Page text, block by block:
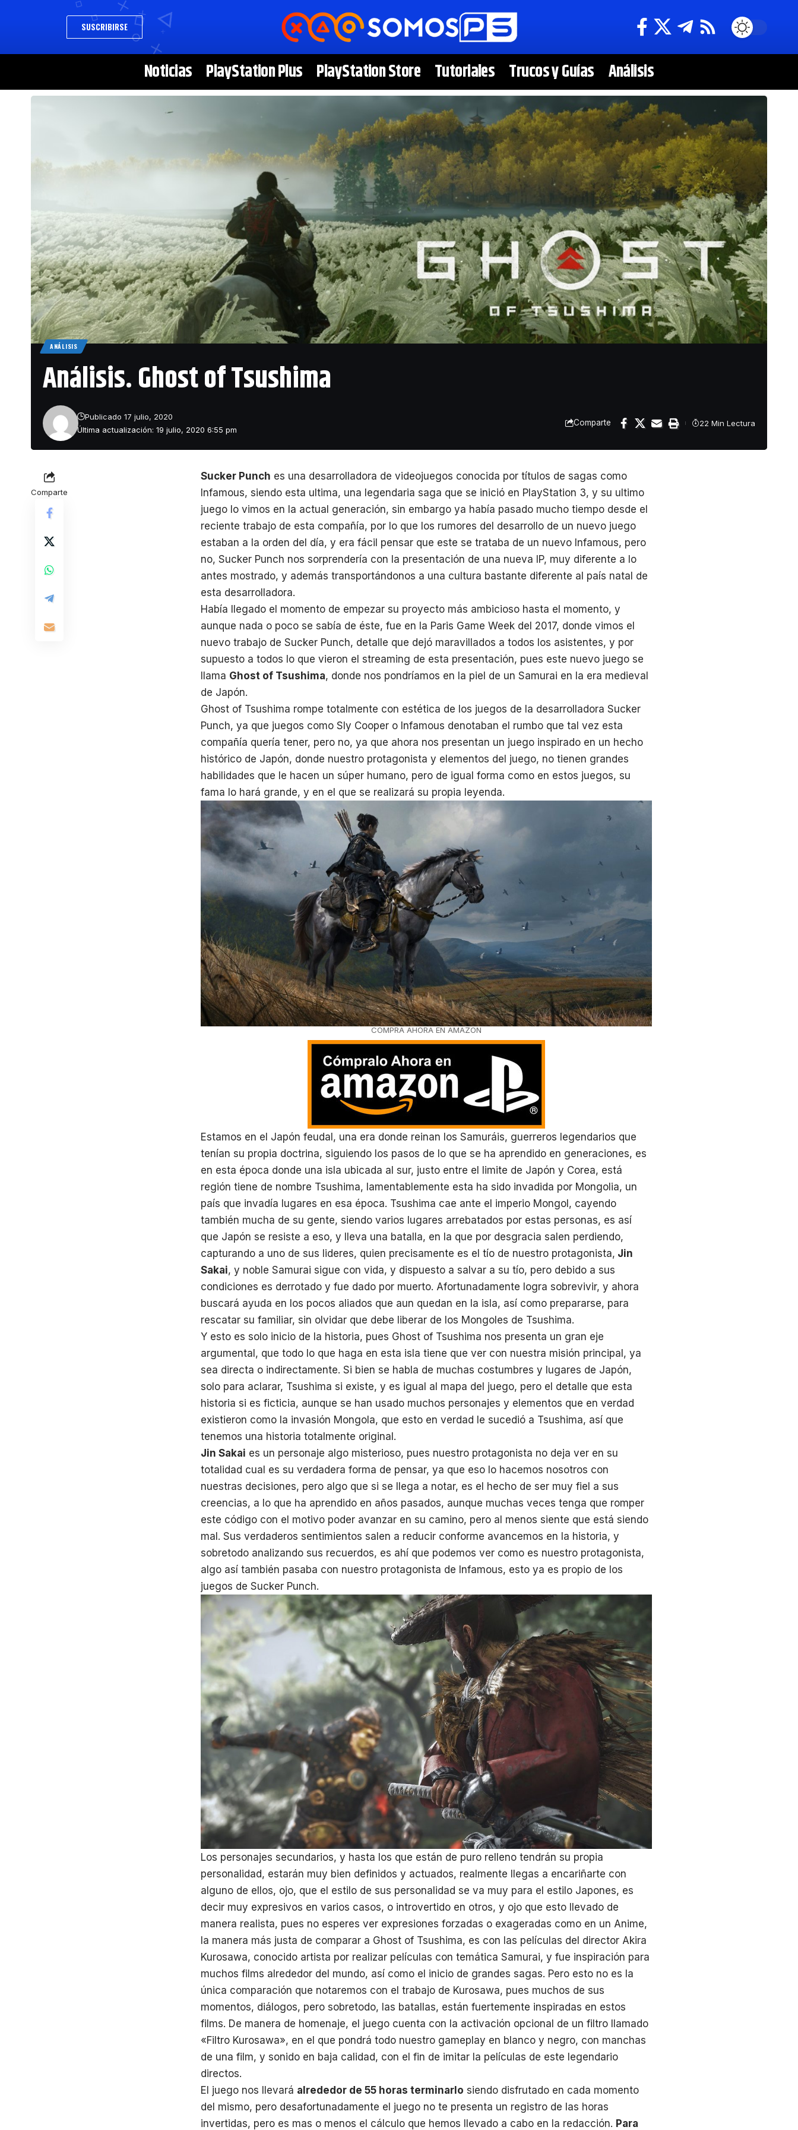
SUSCRIBIRSE
Noticias PlayStation Plus PlayStation Store Tutoriales Trucos y Guías Análisis
ANÁLISIS
Análisis. Ghost of Tsushima
Última actualización: 19 julio, 2020 6:55 pm
Publicado 17 julio, 2020
Comparte 22 Min Lectura
Comparte
Sucker Punch es una desarrolladora de videojuegos conocida por títulos de sagas como
Infamous, siendo esta ultima, una legendaria saga que se inició en PlayStation 3, y su ultimo
juego lo vimos en la actual generación, sin embargo ya había pasado mucho tiempo desde el
reciente trabajo de esta compañía, por lo que los rumores del desarrollo de un nuevo juego
estaban a la orden del día, y era fácil pensar que este se trataba de un nuevo Infamous, pero
no, Sucker Punch nos sorprendería con la presentación de una nueva IP, muy diferente a lo
antes mostrado, y además transportándonos a una cultura bastante diferente al país natal de
esta desarrolladora.
Había llegado el momento de empezar su proyecto más ambicioso hasta el momento, y
aunque nada o poco se sabía de éste, fue en la Paris Game Week del 2017, donde vimos el
nuevo trabajo de Sucker Punch, detalle que dejó maravillados a todos los asistentes, y por
supuesto a todos lo que vieron el streaming de esta presentación, pues este nuevo juego se
llama Ghost of Tsushima, donde nos pondríamos en la piel de un Samurai en la era medieval
de Japón.
Ghost of Tsushima rompe totalmente con estética de los juegos de la desarrolladora Sucker
Punch, ya que juegos como Sly Cooper o Infamous denotaban el rumbo que tal vez esta
compañía quería tener, pero no, ya que ahora nos presentan un juego inspirado en un hecho
histórico de Japón, donde nuestro protagonista y elementos del juego, no tienen grandes
habilidades que le hacen un súper humano, pero de igual forma como en estos juegos, su
fama lo hará grande, y en el que se realizará su propia leyenda.
COMPRA AHORA EN AMAZON
Estamos en el Japón feudal, una era donde reinan los Samuráis, guerreros legendarios que
tenían su propia doctrina, siguiendo los pasos de lo que se ha aprendido en generaciones, es
en esta época donde una isla ubicada al sur, justo entre el limite de Japón y Corea, está
región tiene de nombre Tsushima, lamentablemente esta ha sido invadida por Mongolia, un
país que invadía lugares en esa época. Tsushima cae ante el imperio Mongol, cayendo
también mucha de su gente, siendo varios lugares arrebatados por estas personas, es así
que Japón se resiste a eso, y lleva una batalla, en la que por desgracia salen perdiendo,
capturando a uno de sus lideres, quien precisamente es el tío de nuestro protagonista, Jin
Sakai, y noble Samurai sigue con vida, y dispuesto a salvar a su tío, pero debido a sus
condiciones es derrotado y fue dado por muerto. Afortunadamente logra sobrevivir, y ahora
buscará ayuda en los pocos aliados que aun quedan en la isla, así como prepararse, para
rescatar su familiar, sin olvidar que debe liberar de los Mongoles de Tsushima.
Y esto es solo inicio de la historia, pues Ghost of Tsushima nos presenta un gran eje
argumental, que todo lo que haga en esta isla tiene que ver con nuestra misión principal, ya
sea directa o indirectamente. Si bien se habla de muchas costumbres y lugares de Japón,
solo para aclarar, Tsushima si existe, y es igual al mapa del juego, pero el detalle que esta
historia si es ficticia, aunque se han usado muchos personajes y elementos que en verdad
existieron como la invasión Mongola, que esto en verdad le sucedió a Tsushima, así que
tenemos una historia totalmente original.
Jin Sakai es un personaje algo misterioso, pues nuestro protagonista no deja ver en su
totalidad cual es su verdadera forma de pensar, ya que eso lo hacemos nosotros con
nuestras decisiones, pero algo que si se llega a notar, es el hecho de ser muy fiel a sus
creencias, a lo que ha aprendido en años pasados, aunque muchas veces tenga que romper
este código con el motivo poder avanzar en su camino, pero al menos siente que está siendo
mal. Sus verdaderos sentimientos salen a reducir conforme avancemos en la historia, y
sobretodo analizando sus recuerdos, es ahí que podemos ver como es nuestro protagonista,
algo así también pasaba con nuestro protagonista de Infamous, esto ya es propio de los
juegos de Sucker Punch.
Los personajes secundarios, y hasta los que están de puro relleno tendrán su propia
personalidad, estarán muy bien definidos y actuados, realmente llegas a encariñarte con
alguno de ellos, ojo, que el estilo de sus personalidad se va muy para el estilo Japones, es
decir muy expresivos en varios casos, o introvertido en otros, y ojo que esto llevado de
manera realista, pues no esperes ver expresiones forzadas o exageradas como en un Anime,
la manera más justa de comparar a Ghost of Tsushima, es con las películas del director Akira
Kurosawa, conocido artista por realizar películas con temática Samurai, y fue inspiración para
muchos films alrededor del mundo, así como el inicio de grandes sagas. Pero esto no es la
única comparación que notaremos con el trabajo de Kurosawa, pues muchos de sus
momentos, diálogos, pero sobretodo, las batallas, están fuertemente inspiradas en estos
films. De manera de homenaje, el juego cuenta con la activación opcional de un filtro llamado
«Filtro Kurosawa», en el que pondrá todo nuestro gameplay en blanco y negro, con manchas
de una film, y sonido en baja calidad, con el fin de imitar la películas de este legendario
directos.
El juego nos llevará alrededor de 55 horas terminarlo siendo disfrutado en cada momento
del mismo, pero desafortunadamente el juego no te presenta un registro de las horas
invertidas, pero es mas o menos el cálculo que hemos llevado a cabo en la redacción. Para